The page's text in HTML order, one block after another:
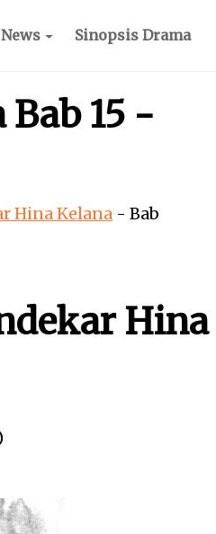
News Sinopsis Drama
15 -
Hina Kelana - Bab
Hina